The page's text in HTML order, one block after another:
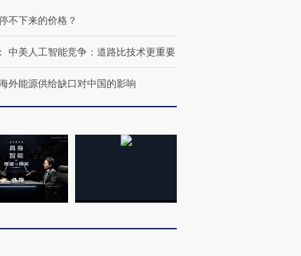
不下来的价格？
： 中美人工智能竞争：道路比技术更重要
外能源供给缺口对中国的影响